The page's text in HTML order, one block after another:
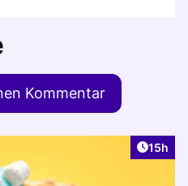
Kommentar
Artikel
15h